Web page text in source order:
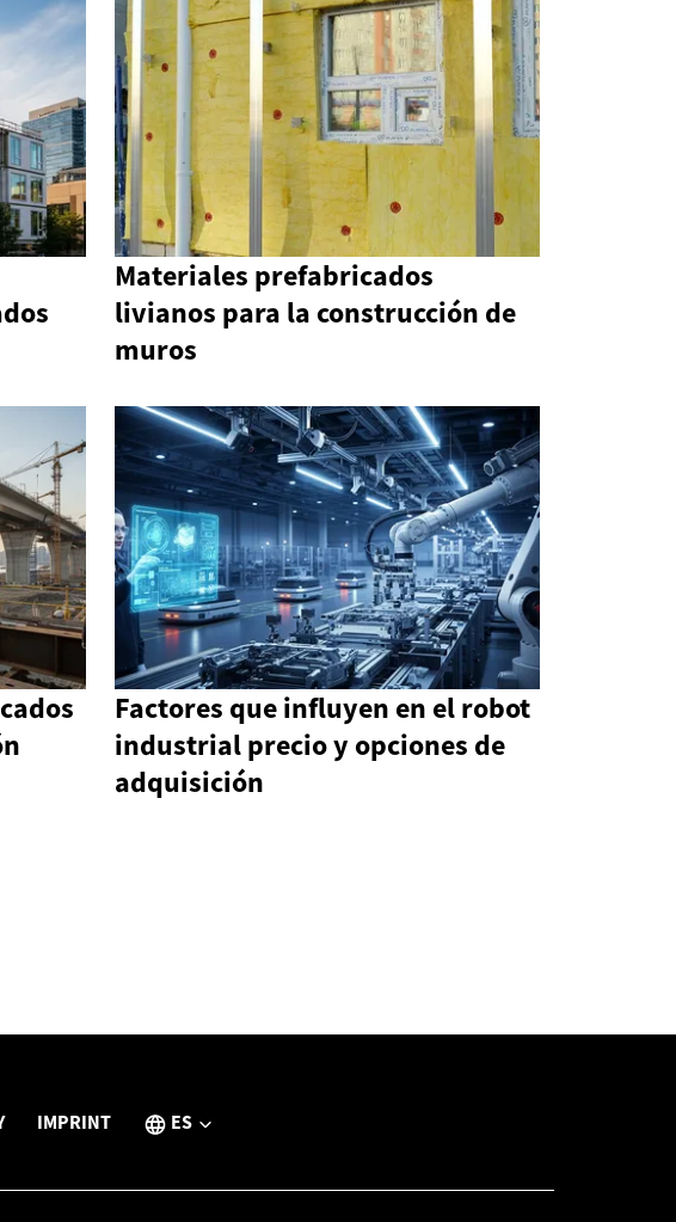
Materiales prefabricados
livianos para la construcción de
muros
Factores que influyen en el robot
industrial precio y opciones de
adquisición
IMPRINT ES